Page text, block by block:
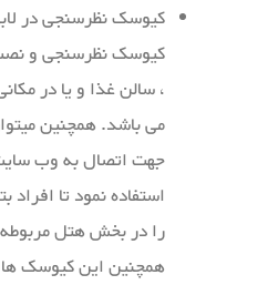
کیوسک نظرسنجی در
کیوسک نظرسنجی و
، سالن غذا و یا در
می باشد. همچنین
استفاده نمود تا افراد
را در بخش هتل مربوطه
همچنین این کیوسک